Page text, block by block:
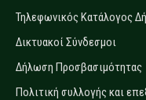
Τηλεφωνικός Κατάλογος
Δικτυακοί Σύνδεσμοι
Δήλωση Προσβασιμότητας
Πολιτική συλλογής και